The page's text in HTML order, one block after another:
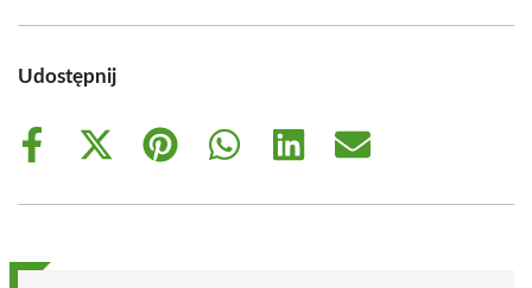
Udostępnij
Share
Share
(Twitter)
Share
Share
Share
Share